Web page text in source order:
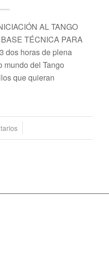
AL TANGO
TÉCNICA PARA
dos horas de plena
mundo del Tango
que quieran